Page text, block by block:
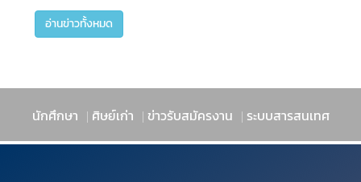
อ่านข่าวทั้งหมด
นักศึกษา | ศิษย์เก่า | ข่าวรับสมัครงาน | ระบบสารสนเทศ